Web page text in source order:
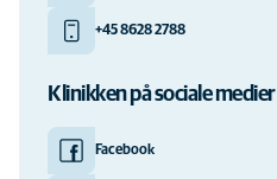
+45 8628 2788
Klinikken på sociale medier
Facebook